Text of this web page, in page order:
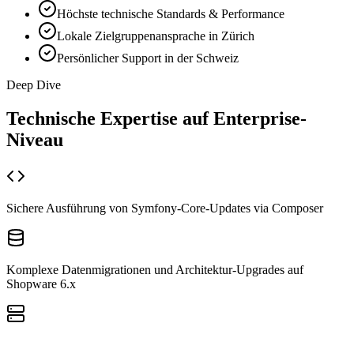
Höchste technische Standards & Performance
Lokale Zielgruppenansprache in Zürich
Persönlicher Support in der Schweiz
Deep Dive
Technische Expertise auf Enterprise-
Niveau
Sichere Ausführung von Symfony-Core-Updates via Composer
Komplexe Datenmigrationen und Architektur-Upgrades auf
Shopware 6.x